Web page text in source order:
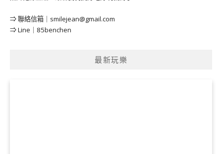
⇒ 聯絡信箱｜ smilejean@gmail.com
⇒ Line｜85benchen
最新玩樂